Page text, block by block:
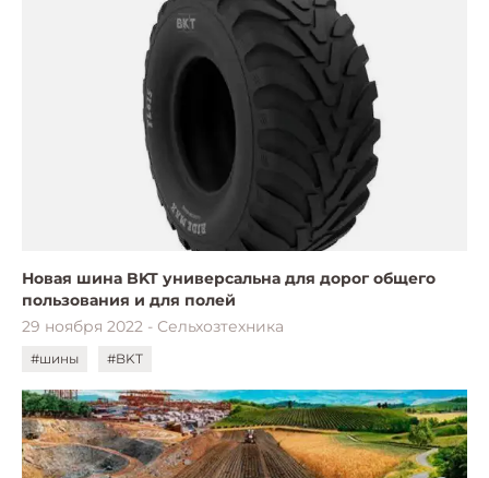
Новая шина BKT универсальна для дорог общего
пользования и для полей
29 ноября 2022 - Сельхозтехника
#шины #BKT